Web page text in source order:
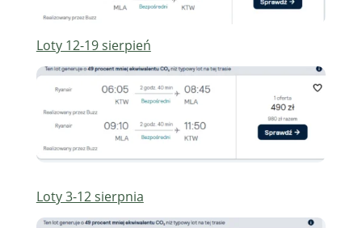
Loty 12-19 sierpień
Loty 3-12 sierpnia